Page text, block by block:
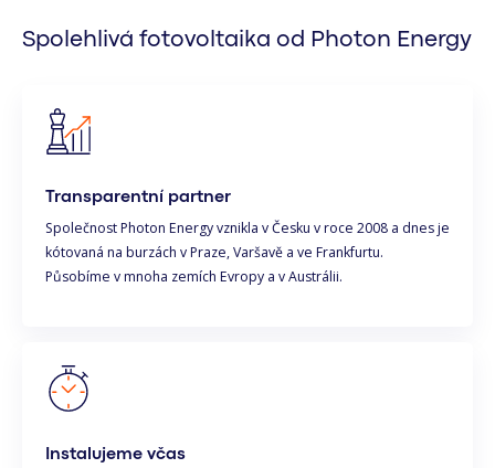
Spolehlivá fotovoltaika od Photon Energy
Transparentní partner
Společnost Photon Energy vznikla v Česku v roce 2008 a dnes je
kótovaná na burzách v Praze, Varšavě a ve Frankfurtu.
Působíme v mnoha zemích Evropy a v Austrálii.
Instalujeme včas